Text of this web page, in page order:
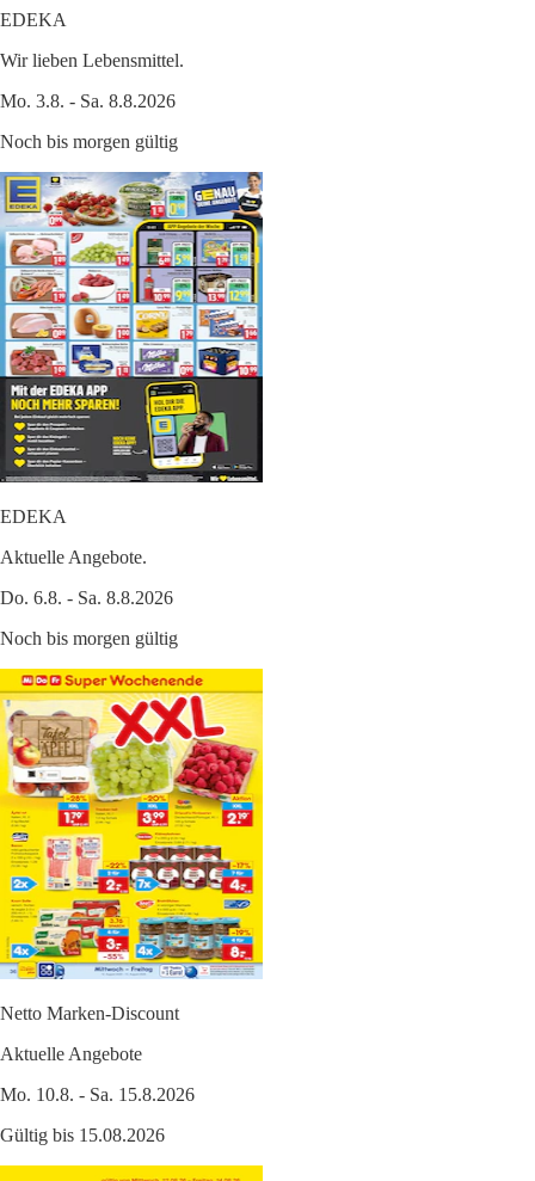
EDEKA
Wir lieben Lebensmittel.
Mo. 3.8. - Sa. 8.8.2026
Noch bis morgen gültig
EDEKA
Aktuelle Angebote.
Do. 6.8. - Sa. 8.8.2026
Noch bis morgen gültig
Netto Marken-Discount
Aktuelle Angebote
Mo. 10.8. - Sa. 15.8.2026
Gültig bis 15.08.2026